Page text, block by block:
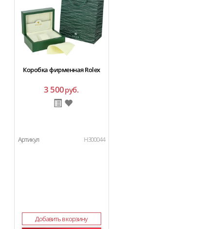
Коробка фирменная Rolex
3 500руб.
Артикул H300044
Добавить в корзину